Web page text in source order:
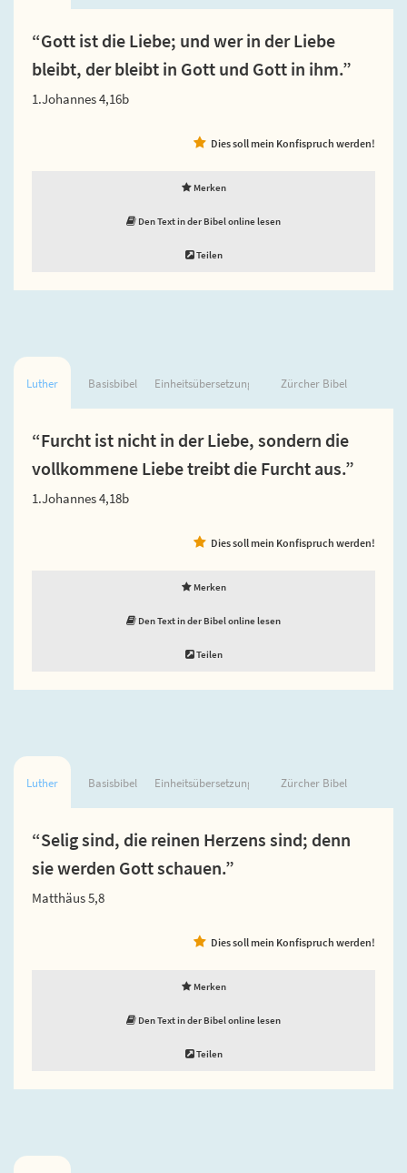
“Gott ist die Liebe; und wer in der Liebe
bleibt, der bleibt in Gott und Gott in ihm.”
1.Johannes 4,16b
Dies soll mein Konfispruch werden!
Merken
Den Text in der Bibel online lesen
Teilen
Luther Basisbibel Einheitsübersetzung Zürcher Bibel
“Furcht ist nicht in der Liebe, sondern die
vollkommene Liebe treibt die Furcht aus.”
1.Johannes 4,18b
Dies soll mein Konfispruch werden!
Merken
Den Text in der Bibel online lesen
Teilen
Luther Basisbibel Einheitsübersetzung Zürcher Bibel
“Selig sind, die reinen Herzens sind; denn
sie werden Gott schauen.”
Matthäus 5,8
Dies soll mein Konfispruch werden!
Merken
Den Text in der Bibel online lesen
Teilen